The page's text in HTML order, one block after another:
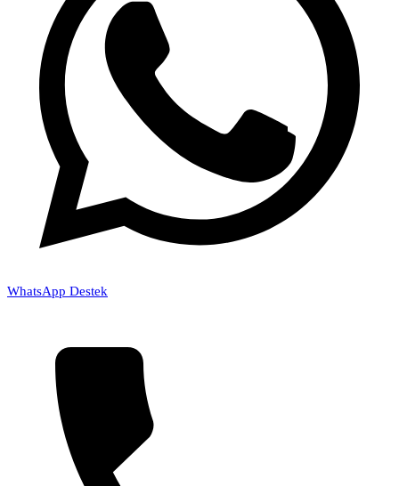
WhatsApp Destek